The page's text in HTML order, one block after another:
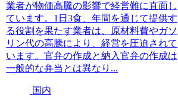
業者が物価高騰の影響で経営難に直面し
ています。1日3食、年間を通じて提供す
る役割を果たす業者は、原材料費やガソ
リン代の高騰により、経営を圧迫されて
います。官弁の作成と納入官弁の作成は
一般的な弁当とは異なり...
国内